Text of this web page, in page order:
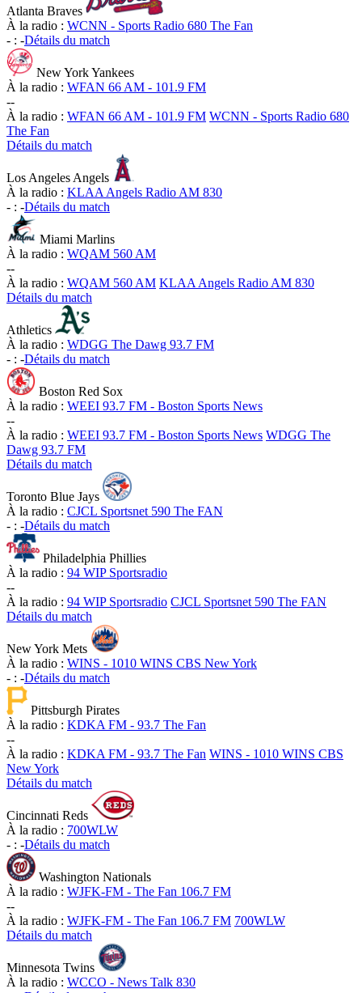
Atlanta Braves
À la radio : WCNN - Sports Radio 680 The Fan
- : -Détails du match
New York Yankees
À la radio : WFAN 66 AM - 101.9 FM
--
À la radio : WFAN 66 AM - 101.9 FM WCNN - Sports Radio 680
The Fan
Détails du match
Los Angeles Angels
À la radio : KLAA Angels Radio AM 830
- : -Détails du match
Miami Marlins
À la radio : WQAM 560 AM
--
À la radio : WQAM 560 AM KLAA Angels Radio AM 830
Détails du match
Athletics
À la radio : WDGG The Dawg 93.7 FM
- : -Détails du match
Boston Red Sox
À la radio : WEEI 93.7 FM - Boston Sports News
--
À la radio : WEEI 93.7 FM - Boston Sports News WDGG The
Dawg 93.7 FM
Détails du match
Toronto Blue Jays
À la radio : CJCL Sportsnet 590 The FAN
- : -Détails du match
Philadelphia Phillies
À la radio : 94 WIP Sportsradio
--
À la radio : 94 WIP Sportsradio CJCL Sportsnet 590 The FAN
Détails du match
New York Mets
À la radio : WINS - 1010 WINS CBS New York
- : -Détails du match
Pittsburgh Pirates
À la radio : KDKA FM - 93.7 The Fan
--
À la radio : KDKA FM - 93.7 The Fan WINS - 1010 WINS CBS
New York
Détails du match
Cincinnati Reds
À la radio : 700WLW
- : -Détails du match
Washington Nationals
À la radio : WJFK-FM - The Fan 106.7 FM
--
À la radio : WJFK-FM - The Fan 106.7 FM 700WLW
Détails du match
Minnesota Twins
À la radio : WCCO - News Talk 830